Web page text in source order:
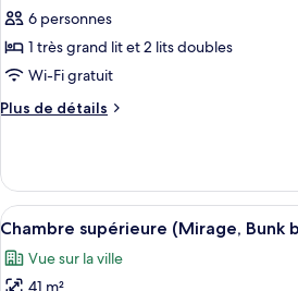
Bear
Edition)
A-
Bear
Edition)
ce
type
de
chambre :
Suite,
(Mirage,
Panoramic
Sea
view)
6 personnes
1 très grand lit et 2 lits doubles
Wi-Fi gratuit
Plus de détails
Plus
Suite,
chambres
Panoramic
Sea
Afficher
toutes
les
Un
12
Chambre supérieure (Mirage, Bunk
Vue sur la ville
41 m²